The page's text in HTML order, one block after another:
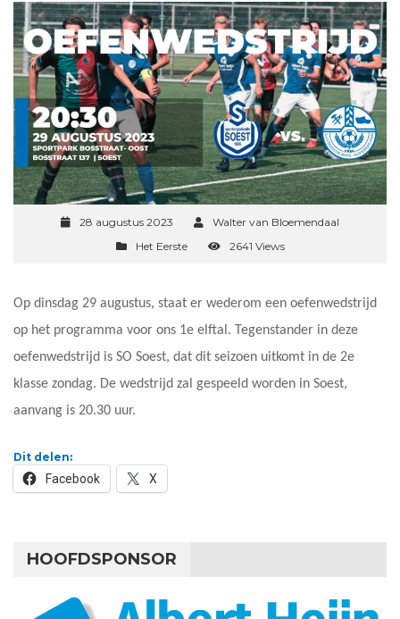
28 augustus 2023
Walter van Bloemendaal
Het Eerste
2641 Views
Op dinsdag 29 augustus, staat er wederom een oefenwedstrijd
op het programma voor ons 1e elftal. Tegenstander in deze
oefenwedstrijd is SO Soest, dat dit seizoen uitkomt in de 2e
klasse zondag. De wedstrijd zal gespeeld worden in Soest,
aanvang is 20.30 uur.
Dit delen:
Facebook X
HOOFDSPONSOR